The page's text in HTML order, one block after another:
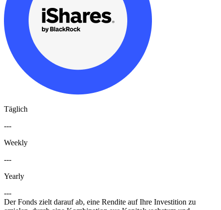
Täglich
---
Weekly
---
Yearly
---
Der Fonds zielt darauf ab, eine Rendite auf Ihre Investition zu